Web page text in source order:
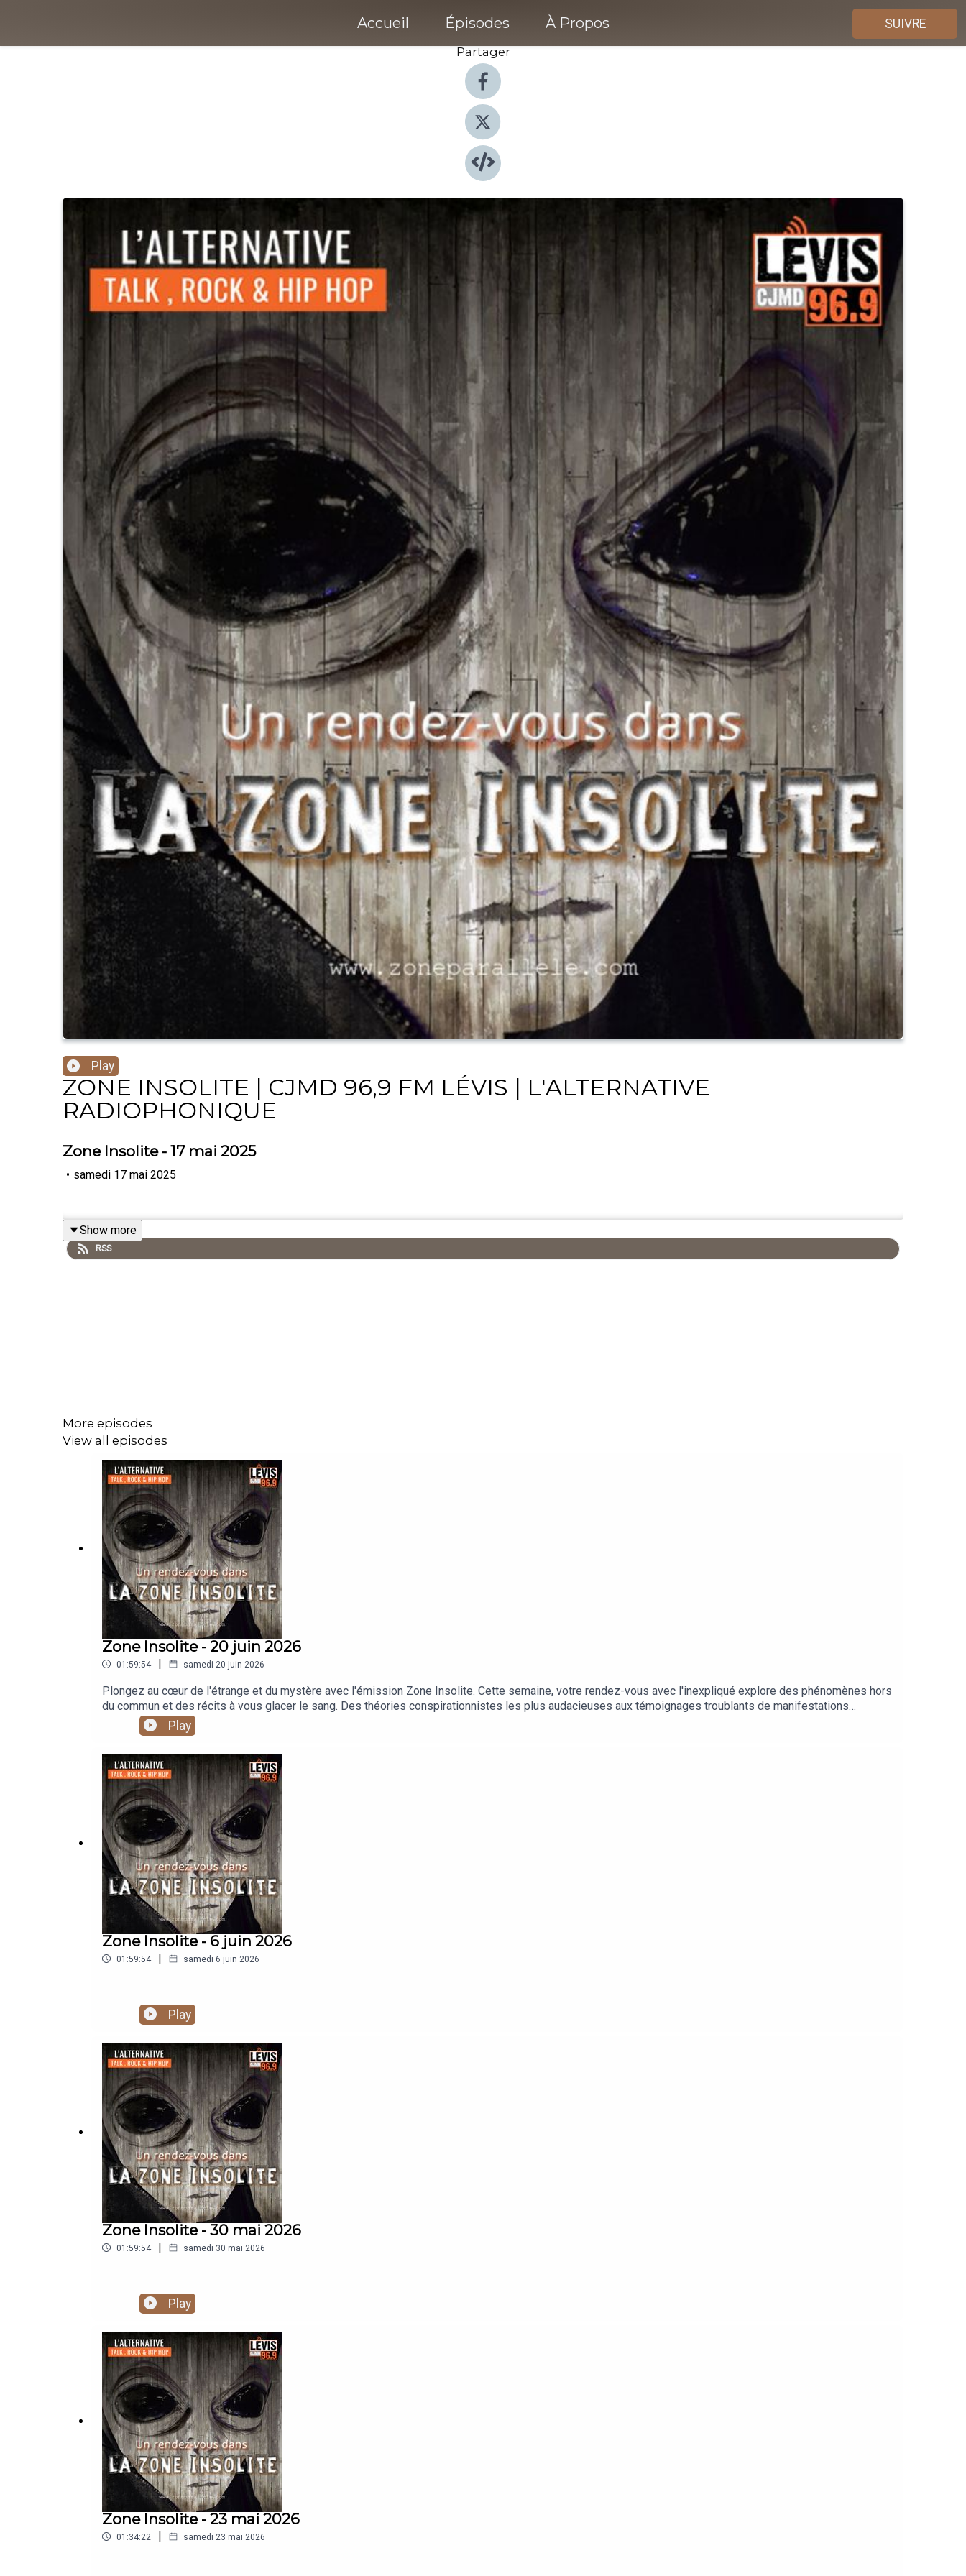
Accueil Épisodes À Propos
SUIVRE
Partager
Play
ZONE INSOLITE | CJMD 96,9 FM LÉVIS | L'ALTERNATIVE
RADIOPHONIQUE
Zone Insolite - 17 mai 2025
• samedi 17 mai 2025
Show more
RSS
More episodes
View all episodes
Zone Insolite - 20 juin 2026
01:59:54 | samedi 20 juin 2026
Plongez au cœur de l'étrange et du mystère avec l'émission Zone Insolite. Cette semaine, votre rendez-vous avec l'inexpliqué explore des phénomènes hors
du commun et des récits à vous glacer le sang. Des théories conspirationnistes les plus audacieuses aux témoignages troublants de manifestations
paranormales, préparez-vous à remettre en question vos certitudes. Que vous soyez sceptique ou passionné de mystères inexpliqués, cette incursion dans
l'inconnu ne vous laissera pas indifférent. Ouvrez grand vos oreilles et laissez-vous transporter au-delà des frontières du réel et du rationnel pour une
Play
Zone Insolite - 6 juin 2026
01:59:54 | samedi 6 juin 2026
Play
Zone Insolite - 30 mai 2026
01:59:54 | samedi 30 mai 2026
Play
Zone Insolite - 23 mai 2026
01:34:22 | samedi 23 mai 2026